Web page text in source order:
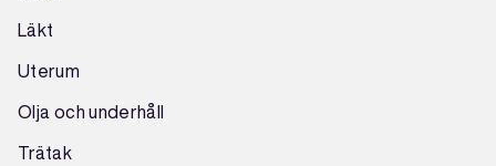
Läkt
Uterum
Olja och underhåll
Trätak